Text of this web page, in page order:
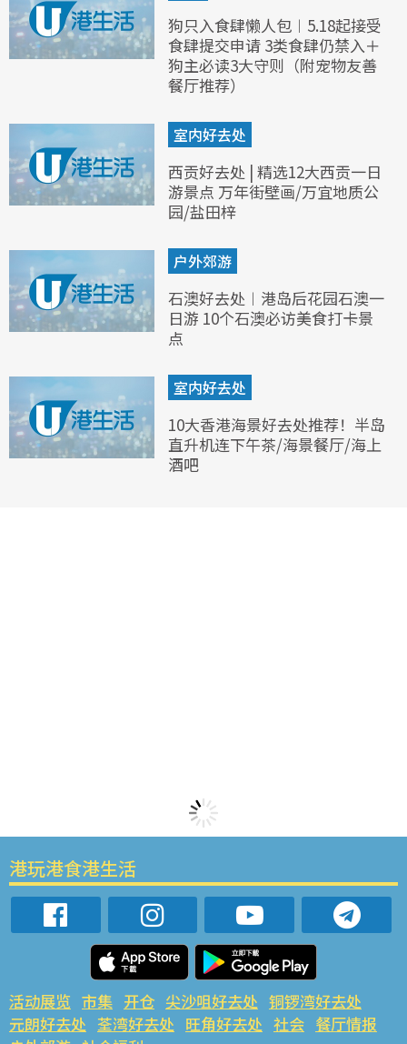
狗只入食肆懒人包︱5.18起接受
食肆提交申请 3类食肆仍禁入＋
狗主必读3大守则（附宠物友善
餐厅推荐）
室内好去处
西贡好去处 | 精选12大西贡一日
游景点 万年街壁画/万宜地质公
园/盐田梓
户外郊游
石澳好去处︱港岛后花园石澳一
日游 10个石澳必访美食打卡景
点
室内好去处
10大香港海景好去处推荐！半岛
直升机连下午茶/海景餐厅/海上
酒吧
港玩港食港生活
活动展览 市集 开仓 尖沙咀好去处 铜锣湾好去处
元朗好去处 荃湾好去处 旺角好去处 社会 餐厅情报